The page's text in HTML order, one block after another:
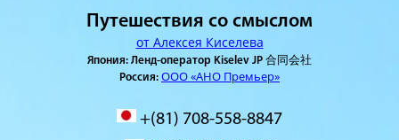
Путешествия со смыслом
от Алексея Киселева
Япония: Ленд-оператор Kiselev JP 合同会社
Россия: ООО «АНО Премьер»
+(81) 708-558-8847